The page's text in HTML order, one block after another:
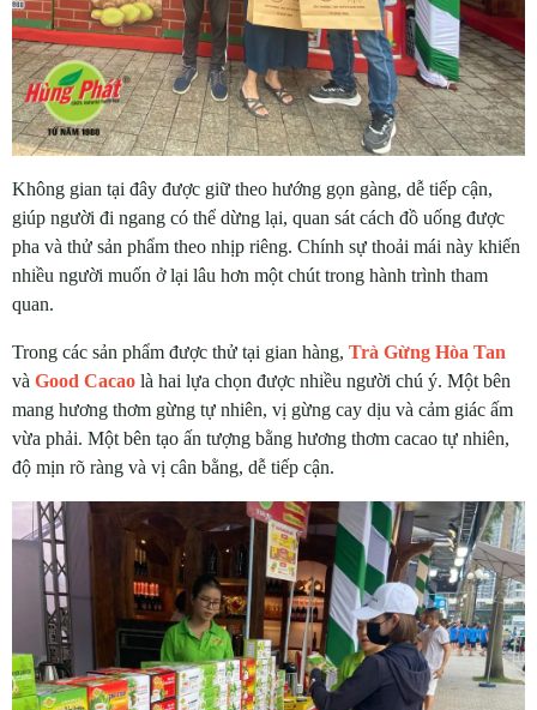
Không gian tại đây được giữ theo hướng gọn gàng, dễ tiếp cận,
giúp người đi ngang có thể dừng lại, quan sát cách đồ uống được
pha và thử sản phẩm theo nhịp riêng. Chính sự thoải mái này khiến
nhiều người muốn ở lại lâu hơn một chút trong hành trình tham
quan.
Trong các sản phẩm được thử tại gian hàng, Trà Gừng Hòa Tan
và Good Cacao là hai lựa chọn được nhiều người chú ý. Một bên
mang hương thơm gừng tự nhiên, vị gừng cay dịu và cảm giác ấm
vừa phải. Một bên tạo ấn tượng bằng hương thơm cacao tự nhiên,
độ mịn rõ ràng và vị cân bằng, dễ tiếp cận.